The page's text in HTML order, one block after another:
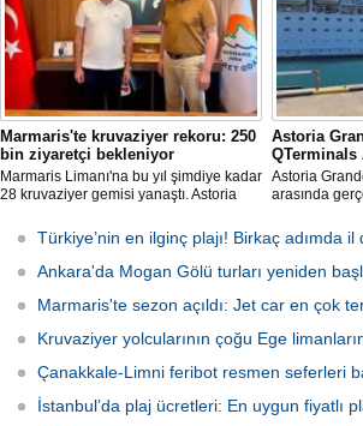
Marmaris'te kruvaziyer rekoru: 250
bin ziyaretçi bekleniyor
Marmaris Limanı'na bu yıl şimdiye kadar
28 kruvaziyer gemisi yanaştı. Astoria
sefer eklemesiyle birlikte sezon
sonunda 250 bin ziyaretçiye ulaşılması
hedefleniyor.
Astoria
QTerminals
Astoria
arasında
başlayacak.
kesiminde
uyarısının
Türkiye’nin en ilginç plajı! Birkaç adımda
Ankara'da Mogan Gölü turları yeniden
Marmaris'te sezon açıldı: Jet car en çok
Kruvaziyer yolcularının çoğu Ege
Çanakkale-Limni feribot resmen seferleri
İstanbul’da plaj ücretleri: En uygun fiyatlı